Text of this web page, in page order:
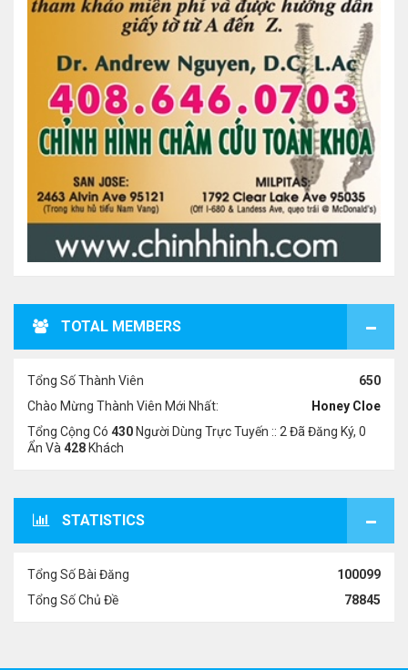
TOTAL MEMBERS
Tổng Số Thành Viên
650
Chào Mừng Thành Viên Mới Nhất:
Honey Cloe
Tổng Cộng Có 430 Người Dùng Trực Tuyến :: 2 Đã Đăng Ký, 0
Ẩn Và 428 Khách
STATISTICS
Tổng Số Bài Đăng
100099
Tổng Số Chủ Đề
78845